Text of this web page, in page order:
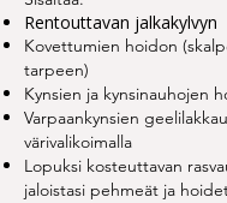
Rentouttavan jalkakylvyn
Kovettumien hoidon
tarpeen)
Kynsien ja kynsinauhojen
Varpaankynsien
värivalikoimalla
Lopuksi kosteuttavan
jaloistasi pehmeät ja